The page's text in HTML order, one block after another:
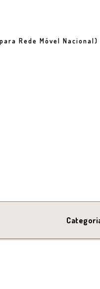
Rede Móvel Nacional)